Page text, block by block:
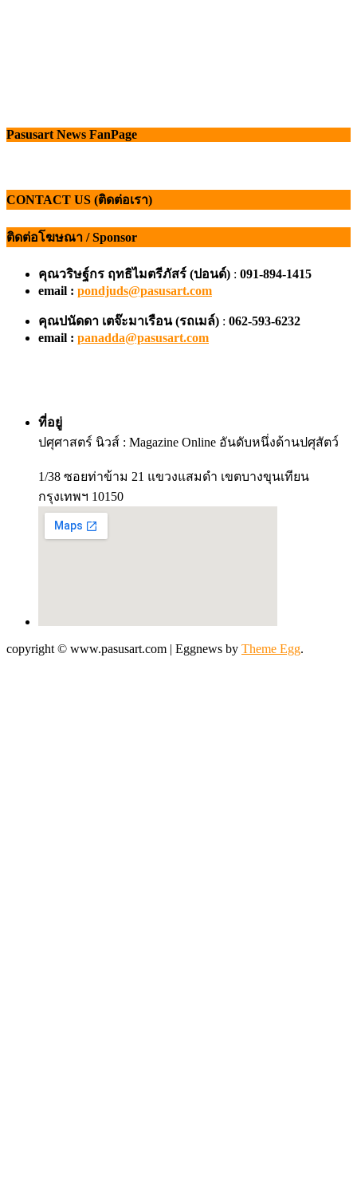
Pasusart News FanPage
CONTACT US (ติดต่อเรา)
ติดต่อโฆษณา / Sponsor
คุณวริษฐ์กร ฤทธิไมตรีภัสร์ (ปอนด์) : 091-894-1415
email : pondjuds@pasusart.com
คุณปนัดดา เตจ๊ะมาเรือน (รถเมล์) : 062-593-6232
email : panadda@pasusart.com
ที่อยู่
ปศุศาสตร์ นิวส์ : Magazine Online อันดับหนึ่งด้านปศุสัตว์
1/38 ซอยท่าข้าม 21 แขวงแสมดำ เขตบางขุนเทียน
กรุงเทพฯ 10150
copyright © www.pasusart.com | Eggnews by Theme Egg.